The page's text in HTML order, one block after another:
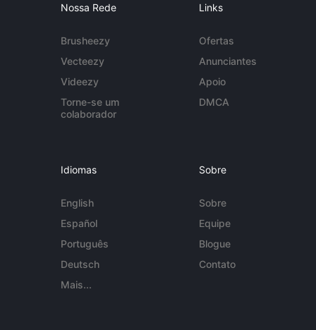
Nossa Rede
Brusheezy
Vecteezy
Videezy
Torne-se um
colaborador
Links
Ofertas
Anunciantes
Apoio
DMCA
Idiomas
English
Español
Português
Deutsch
Mais...
Sobre
Sobre
Equipe
Blogue
Contato